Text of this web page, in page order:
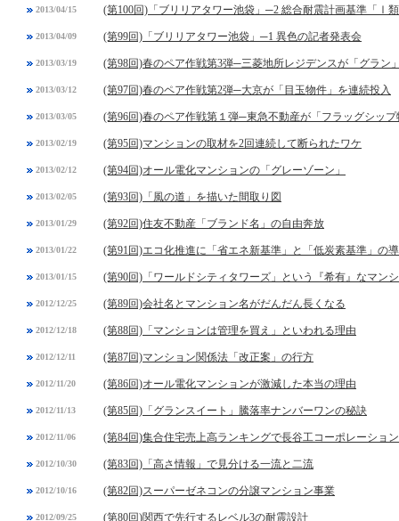
2013/04/15 (第100回)「ブリリアタワー池袋」─2 総合耐震計画基準「Ⅰ
2013/04/09 (第99回)「ブリリアタワー池袋」─1 異色の記者発表会
2013/03/19 (第98回)春のペア作戦第3弾─三菱地所レジデンスが「グラン
2013/03/12 (第97回)春のペア作戦第2弾─大京が「目玉物件」を連続投入
2013/03/05 (第96回)春のペア作戦第１弾─東急不動産が「フラッグシッ
2013/02/19 (第95回)マンションの取材を2回連続して断られたワケ
2013/02/12 (第94回)オール電化マンションの「グレーゾーン」
2013/02/05 (第93回)「風の道」を描いた間取り図
2013/01/29 (第92回)住友不動産「ブランド名」の自由奔放
2013/01/22 (第91回)エコ化推進に「省エネ新基準」と「低炭素基準」の
2013/01/15 (第90回)「ワールドシティタワーズ」という『希有』なマン
2012/12/25 (第89回)会社名とマンション名がだんだん長くなる
2012/12/18 (第88回)「マンションは管理を買え」といわれる理由
2012/12/11 (第87回)マンション関係法「改正案」の行方
2012/11/20 (第86回)オール電化マンションが激減した本当の理由
2012/11/13 (第85回)「グランスイート」騰落率ナンバーワンの秘訣
2012/11/06 (第84回)集合住宅売上高ランキングで長谷工コーポレーショ
2012/10/30 (第83回)「高さ情報」で見分ける一流と二流
2012/10/16 (第82回)スーパーゼネコンの分譲マンション事業
2012/09/25 (第80回)関西で先行するレベル3の耐震設計